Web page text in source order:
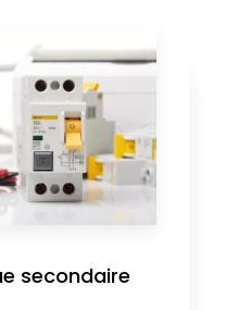
secondaire